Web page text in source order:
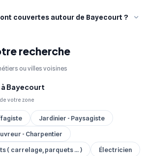
couvertes autour de Bayecourt ?
recherche
ou villes voisines
Bayecourt
votre zone
Jardinier - Paysagiste
- Charpentier
( carrelage, parquets ... )
Électricien